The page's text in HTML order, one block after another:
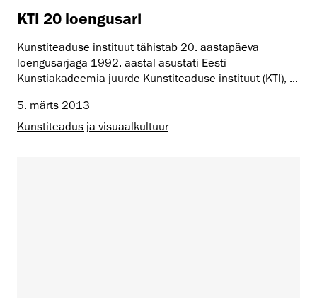
KTI 20 loengusari
Kunstiteaduse instituut tähistab 20. aastapäeva
loengusarjaga 1992. aastal asustati Eesti
Kunstiakadeemia juurde Kunstiteaduse instituut (KTI), ...
5. märts 2013
Kunstiteadus ja visuaalkultuur